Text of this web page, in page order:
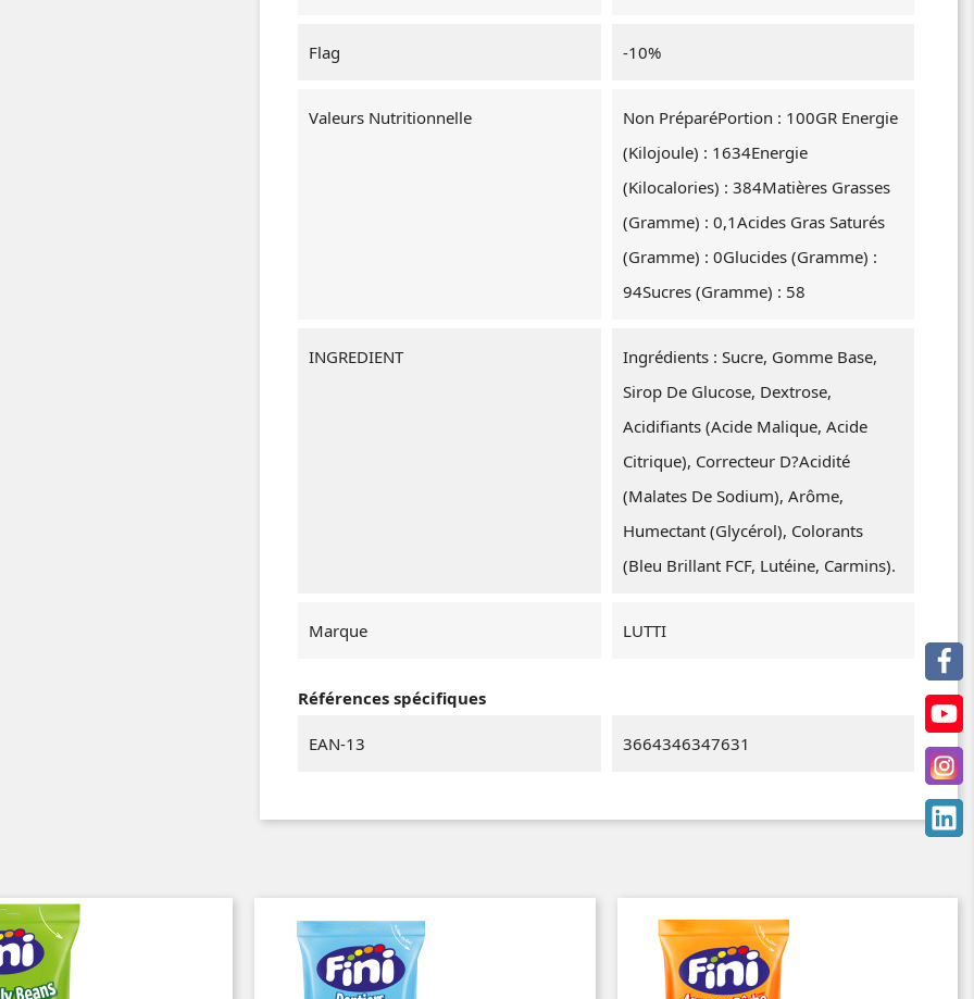
Flag -10%
Valeurs Nutritionnelle
Non PréparéPortion : 100GR Energie
(Kilojoule) : 1634Energie
(Kilocalories) : 384Matières Grasses
(Gramme) : 0,1Acides Gras Saturés
(Gramme) : 0Glucides (Gramme) :
94Sucres (Gramme) : 58
INGREDIENT
Ingrédients : Sucre, Gomme Base,
Sirop De Glucose, Dextrose,
Acidifiants (Acide Malique, Acide
Citrique), Correcteur D?acidité
(Malates De Sodium), Arôme,
Humectant (Glycérol), Colorants
(Bleu Brillant FCF, Lutéine, Carmins).
Marque LUTTI
Références spécifiques
EAN-13 3664346347631